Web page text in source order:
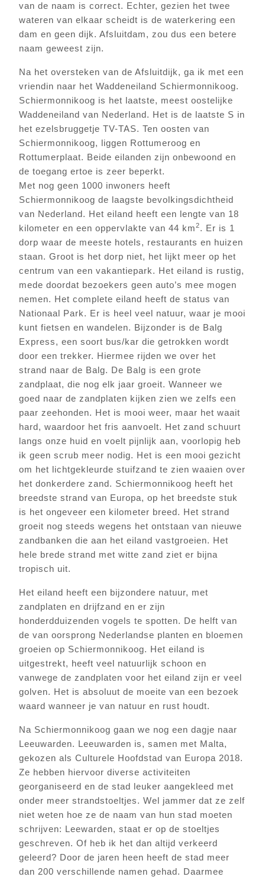
van de naam is correct. Echter, gezien het twee
wateren van elkaar scheidt is de waterkering een
dam en geen dijk. Afsluitdam, zou dus een betere
naam geweest zijn.
Na het oversteken van de Afsluitdijk, ga ik met een
vriendin naar het Waddeneiland Schiermonnikoog.
Schiermonnikoog is het laatste, meest oostelijke
Waddeneiland van Nederland. Het is de laatste S in
het ezelsbruggetje TV-TAS. Ten oosten van
Schiermonnikoog, liggen Rottumeroog en
Rottumerplaat. Beide eilanden zijn onbewoond en
de toegang ertoe is zeer beperkt.
Met nog geen 1000 inwoners heeft
Schiermonnikoog de laagste bevolkingsdichtheid
van Nederland. Het eiland heeft een lengte van 18
kilometer en een oppervlakte van 44 km2. Er is 1
dorp waar de meeste hotels, restaurants en huizen
staan. Groot is het dorp niet, het lijkt meer op het
centrum van een vakantiepark. Het eiland is rustig,
mede doordat bezoekers geen auto’s mee mogen
nemen. Het complete eiland heeft de status van
Nationaal Park. Er is heel veel natuur, waar je mooi
kunt fietsen en wandelen. Bijzonder is de Balg
Express, een soort bus/kar die getrokken wordt
door een trekker. Hiermee rijden we over het
strand naar de Balg. De Balg is een grote
zandplaat, die nog elk jaar groeit. Wanneer we
goed naar de zandplaten kijken zien we zelfs een
paar zeehonden. Het is mooi weer, maar het waait
hard, waardoor het fris aanvoelt. Het zand schuurt
langs onze huid en voelt pijnlijk aan, voorlopig heb
ik geen scrub meer nodig. Het is een mooi gezicht
om het lichtgekleurde stuifzand te zien waaien over
het donkerdere zand. Schiermonnikoog heeft het
breedste strand van Europa, op het breedste stuk
is het ongeveer een kilometer breed. Het strand
groeit nog steeds wegens het ontstaan van nieuwe
zandbanken die aan het eiland vastgroeien. Het
hele brede strand met witte zand ziet er bijna
tropisch uit.
Het eiland heeft een bijzondere natuur, met
zandplaten en drijfzand en er zijn
honderdduizenden vogels te spotten. De helft van
de van oorsprong Nederlandse planten en bloemen
groeien op Schiermonnikoog. Het eiland is
uitgestrekt, heeft veel natuurlijk schoon en
vanwege de zandplaten voor het eiland zijn er veel
golven. Het is absoluut de moeite van een bezoek
waard wanneer je van natuur en rust houdt.
Na Schiermonnikoog gaan we nog een dagje naar
Leeuwarden. Leeuwarden is, samen met Malta,
gekozen als Culturele Hoofdstad van Europa 2018.
Ze hebben hiervoor diverse activiteiten
georganiseerd en de stad leuker aangekleed met
onder meer strandstoeltjes. Wel jammer dat ze zelf
niet weten hoe ze de naam van hun stad moeten
schrijven: Leewarden, staat er op de stoeltjes
geschreven. Of heb ik het dan altijd verkeerd
geleerd? Door de jaren heen heeft de stad meer
dan 200 verschillende namen gehad. Daarmee